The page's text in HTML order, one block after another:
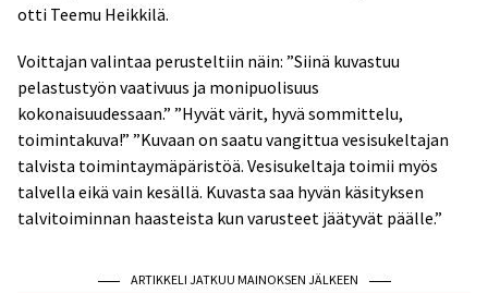
otti Teemu Heikkilä.
Voittajan valintaa perusteltiin näin: ”Siinä kuvastuu
pelastustyön vaativuus ja monipuolisuus
kokonaisuudessaan.” ”Hyvät värit, hyvä sommittelu,
toimintakuva!” ”Kuvaan on saatu vangittua vesisukeltajan
talvista toimintaymäpäristöä. Vesisukeltaja toimii myös
talvella eikä vain kesällä. Kuvasta saa hyvän käsityksen
talvitoiminnan haasteista kun varusteet jäätyvät päälle.”
ARTIKKELI JATKUU MAINOKSEN JÄLKEEN